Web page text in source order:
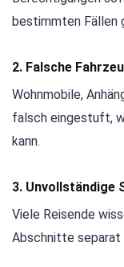
bestimmten Fällen
2. Falsche
Wohnmobile,
falsch eingestuft,
kann.
3. Unvollständige
Viele Reisende
Abschnitte separat